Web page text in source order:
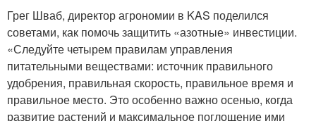
Грег Шваб, директор агрономии в KAS поделился
советами, как помочь защитить «азотные» инвестиции.
«Следуйте четырем правилам управления
питательными веществами: источник правильного
удобрения, правильная скорость, правильное время и
правильное место. Это особенно важно осенью, когда
развитие растений и максимальное поглощение ими